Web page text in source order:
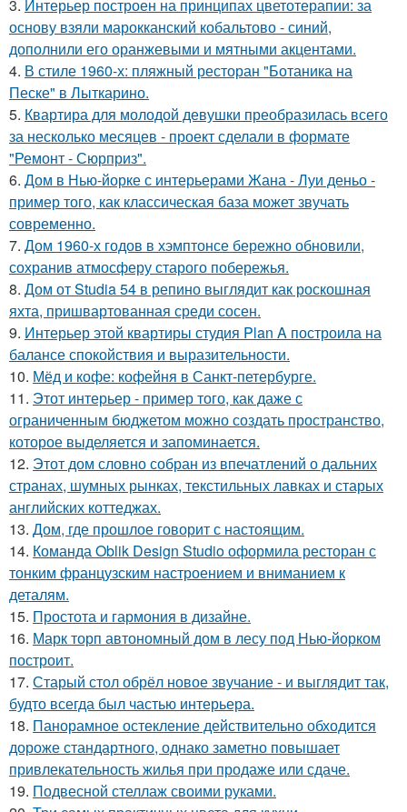
3. Интерьер построен на принципах цветотерапии: за
основу взяли марокканский кобальтово - синий,
дополнили его оранжевыми и мятными акцентами.
4. В стиле 1960-х: пляжный ресторан "Ботаника на
Песке" в Лыткарино.
5. Квартира для молодой девушки преобразилась всего
за несколько месяцев - проект сделали в формате
"Ремонт - Сюрприз".
6. Дом в Нью-йорке с интерьерами Жана - Луи деньо -
пример того, как классическая база может звучать
современно.
7. Дом 1960-х годов в хэмптонсе бережно обновили,
сохранив атмосферу старого побережья.
8. Дом от Studia 54 в репино выглядит как роскошная
яхта, пришвартованная среди сосен.
9. Интерьер этой квартиры студия Plan A построила на
балансе спокойствия и выразительности.
10. Мёд и кофе: кофейня в Санкт-петербурге.
11. Этот интерьер - пример того, как даже с
ограниченным бюджетом можно создать пространство,
которое выделяется и запоминается.
12. Этот дом словно собран из впечатлений о дальних
странах, шумных рынках, текстильных лавках и старых
английских коттеджах.
13. Дом, где прошлое говорит с настоящим.
14. Команда Oblik Design Studio оформила ресторан с
тонким французским настроением и вниманием к
деталям.
15. Простота и гармония в дизайне.
16. Марк торп автономный дом в лесу под Нью-йорком
построит.
17. Старый стол обрёл новое звучание - и выглядит так,
будто всегда был частью интерьера.
18. Панорамное остекление действительно обходится
дороже стандартного, однако заметно повышает
привлекательность жилья при продаже или сдаче.
19. Подвесной стеллаж своими руками.